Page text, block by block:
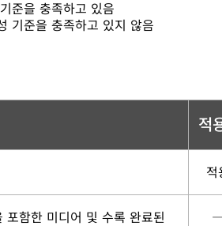
준을 충족하고 있음
기준을 충족하고 있지 않음
적
적
포함한 미디어 및 수록 완료된